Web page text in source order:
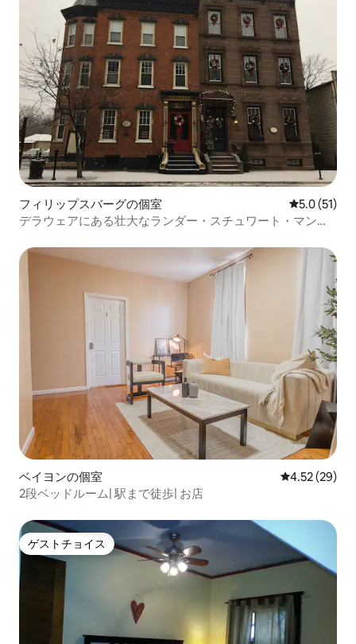
フィリップスバーグの個室 レビュー51
5.0 (51)
デラウェアにある壮大なランダー・スチュワート・マンシ
ベイヨンの個室 レビュー29
4.52 (29)
2段ベッドルーム| 駅まで徒歩| お店
ゲストチョイス
ゲストチョイス